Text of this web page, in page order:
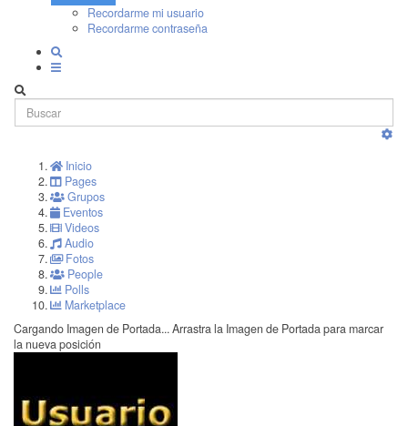
Recordarme mi usuario
Recordarme contraseña
Inicio
Pages
Grupos
Eventos
Videos
Audio
Fotos
People
Polls
Marketplace
Cargando Imagen de Portada... Arrastra la Imagen de Portada para marcar
la nueva posición